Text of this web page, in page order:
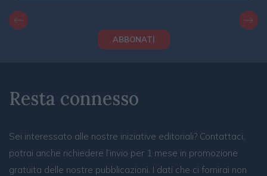
ABBONATI
Resta connesso
Sei interessato alle nostre iniziative editoriali? Contattaci,
potrai anche richiedere l’invio per 1 mese in promozione
gratuita delle nostre pubblicazioni. I dati che ci fornirai non